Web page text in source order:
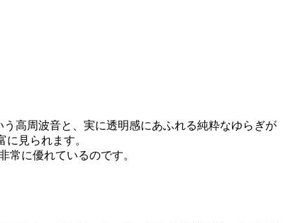
高周波音と、実に透明感にあふれる純粋なゆらぎが
見られます。
常に優れているのです。